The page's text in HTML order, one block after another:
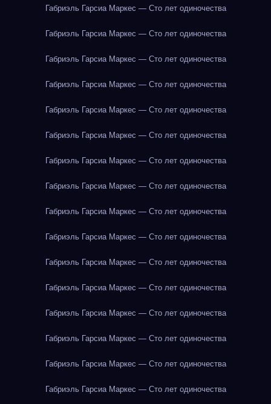
Габриэль Гарсиа Маркес — Сто лет одиночества
Габриэль Гарсиа Маркес — Сто лет одиночества
Габриэль Гарсиа Маркес — Сто лет одиночества
Габриэль Гарсиа Маркес — Сто лет одиночества
Габриэль Гарсиа Маркес — Сто лет одиночества
Габриэль Гарсиа Маркес — Сто лет одиночества
Габриэль Гарсиа Маркес — Сто лет одиночества
Габриэль Гарсиа Маркес — Сто лет одиночества
Габриэль Гарсиа Маркес — Сто лет одиночества
Габриэль Гарсиа Маркес — Сто лет одиночества
Габриэль Гарсиа Маркес — Сто лет одиночества
Габриэль Гарсиа Маркес — Сто лет одиночества
Габриэль Гарсиа Маркес — Сто лет одиночества
Габриэль Гарсиа Маркес — Сто лет одиночества
Габриэль Гарсиа Маркес — Сто лет одиночества
Габриэль Гарсиа Маркес — Сто лет одиночества